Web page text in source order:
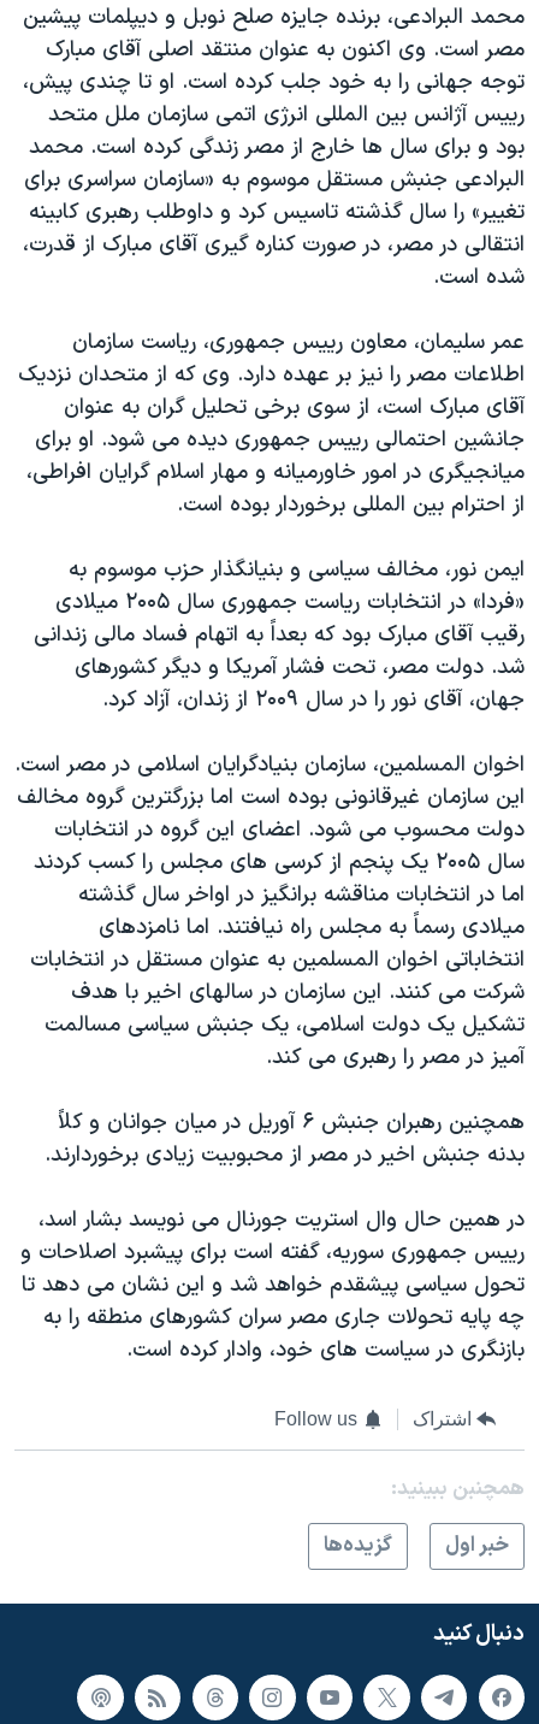
محمد البرادعی، برنده جايزه صلح نوبل و ديپلمات پيشين
مصر است. وی اکنون به عنوان منتقد اصلی آقای مبارک
توجه جهانی را به خود جلب کرده است. او تا چندی پيش،
رييس آژانس بين المللی انرژی اتمی سازمان ملل متحد
بود و برای سال ها خارج از مصر زندگی کرده است. محمد
البرادعی جنبش مستقل موسوم به «سازمان سراسری برای
تغيير» را سال گذشته تاسيس کرد و داوطلب رهبری کابينه
انتقالی در مصر، در صورت کناره گيری آقای مبارک از قدرت،
شده است.
عمر سليمان، معاون رييس جمهوری، رياست سازمان
اطلاعات مصر را نيز بر عهده دارد. وی که از متحدان نزديک
آقای مبارک است، از سوی برخی تحليل گران به عنوان
جانشين احتمالی رييس جمهوری ديده می شود. او برای
ميانجيگری در امور خاورميانه و مهار اسلام گرايان افراطی،
از احترام بين المللی برخوردار بوده است.
ايمن نور، مخالف سياسی و بنيانگذار حزب موسوم به
«فردا» در انتخابات رياست جمهوری سال ۲۰۰۵ ميلادی
رقيب آقای مبارک بود که بعداً به اتهام فساد مالی زندانی
شد. دولت مصر، تحت فشار آمريکا و ديگر کشورهای
جهان، آقای نور را در سال ۲۰۰۹ از زندان، آزاد کرد.
اخوان المسلمين، سازمان بنيادگرايان اسلامی در مصر است.
اين سازمان غيرقانونی بوده است اما بزرگترين گروه مخالف
دولت محسوب می شود. اعضای اين گروه در انتخابات
سال ۲۰۰۵ يک پنجم از کرسی های مجلس را کسب کردند
اما در انتخابات مناقشه برانگيز در اواخر سال گذشته
ميلادی رسماً به مجلس راه نيافتند. اما نامزدهای
انتخاباتی اخوان المسلمين به عنوان مستقل در انتخابات
شرکت می کنند. اين سازمان در سالهای اخير با هدف
تشکيل يک دولت اسلامی، يک جنبش سياسی مسالمت
آميز در مصر را رهبری می کند.
همچنين رهبران جنبش ۶ آوريل در ميان جوانان و کلاً
بدنه جنبش اخير در مصر از محبوبيت زيادی برخوردارند.
در همين حال وال استريت جورنال می نويسد بشار اسد،
رييس جمهوری سوريه، گفته است برای پيشبرد اصلاحات و
تحول سياسی پيشقدم خواهد شد و اين نشان می دهد تا
چه پايه تحولات جاری مصر سران کشورهای منطقه را به
بازنگری در سياست های خود، وادار کرده است.
اشتراک Follow us
همچنبن ببینید:
خبر اول
گزيده‌ها
دنبال کنید